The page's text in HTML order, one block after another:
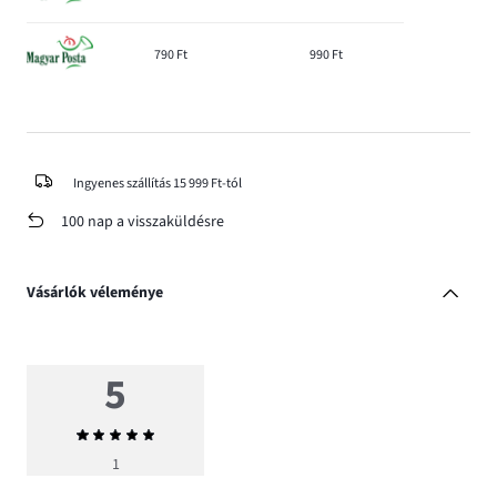
790 Ft 990 Ft
Ingyenes szállítás 15 999 Ft-tól
100 nap a visszaküldésre
Vásárlók véleménye
5
Átlagos
értékelés
1